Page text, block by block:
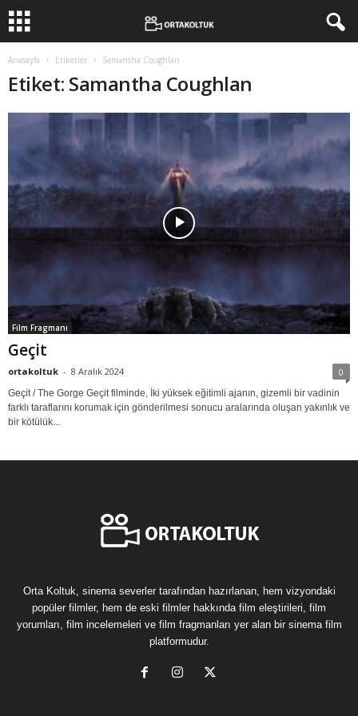
Anasayfa Etiketler Samantha Coughlan
Etiket: Samantha Coughlan
Film Fragmanı
Geçit
ortakoltuk - 8 Aralık 2024 0
Geçit / The Gorge Geçit filminde, İki yüksek eğitimli ajanın, gizemli bir vadinin
farklı taraflarını korumak için gönderilmesi sonucu aralarında oluşan yakınlık ve
bir kötülük...
Orta Koltuk, sinema severler tarafından hazırlanan, hem vizyondaki
popüler filmler, hem de eski filmler hakkında film eleştirileri, film
yorumları, film incelemeleri ve film fragmanları yer alan bir sinema film
platformudur.